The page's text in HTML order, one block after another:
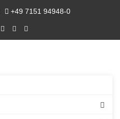
+49 7151 94948-0